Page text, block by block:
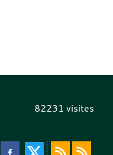
82231 visites